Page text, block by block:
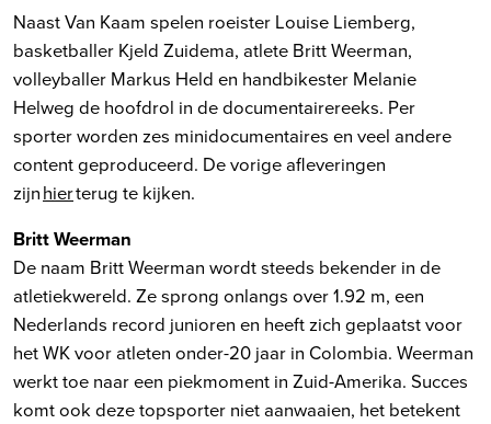
Naast Van Kaam spelen roeister Louise Liemberg,
basketballer Kjeld Zuidema, atlete Britt Weerman,
volleyballer Markus Held en handbikester Melanie
Helweg de hoofdrol in de documentairereeks. Per
sporter worden zes minidocumentaires en veel andere
content geproduceerd. De vorige afleveringen
zijnhierterug te kijken.
Britt Weerman
De naam Britt Weerman wordt steeds bekender in de
atletiekwereld. Ze sprong onlangs over 1.92 m, een
Nederlands record junioren en heeft zich geplaatst voor
het WK voor atleten onder-20 jaar in Colombia. Weerman
werkt toe naar een piekmoment in Zuid-Amerika. Succes
komt ook deze topsporter niet aanwaaien, het betekent